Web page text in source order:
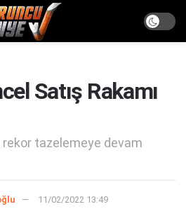
Satış Rakamı
rekor tazelemeye devam
11/02/2022 13:49